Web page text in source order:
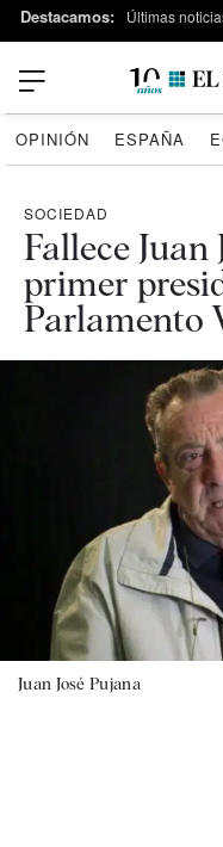
Destacamos: Últimas
OPINIÓN ESPAÑA
SOCIEDAD
Fallece Juan
primer
Parlamento
Juan José Pujana